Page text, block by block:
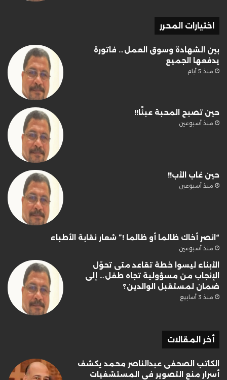
اختيارات المحرر
بين الشهادة وسوق العمل… فاتورة
يدفعها الجميع
منذ 5 أيام
حين تصبح المحبة عبئًا!!
منذ أسبوعين
حين غاب الأب!!
منذ أسبوعين
“انصر أخاك ظالما أو ظالما !” شعار نقابة الأطباء
منذ أسبوعين
الأبناء ليسوا خطة تقاعد متى تحوّل
الإنجاب من مسؤولية تجاه طفل… إلى
ضمان لمستقبل الوالدين؟
منذ 3 أسابيع
أخر المقالات
الكاتب الصحفى عبدالناصر محمد يكشف
أسرار منع التصوير فى المستشفيات